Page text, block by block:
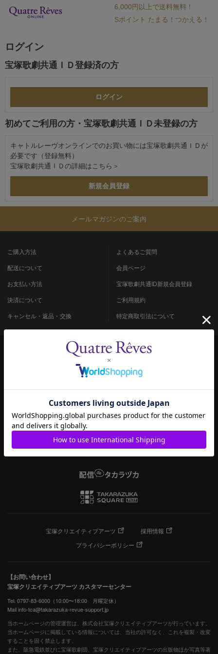
6,000円以上で送料無料！
Sポイント たまる！つかえる！
ログイン
宝塚歌劇共通ＩＤ登録済の方
初めてご利用の方・宝塚歌劇共通ＩＤ未登録の方
キャトルレーヴオンラインでのお買い物には宝塚歌劇共通ＩＤが
必要です（登録無料）
宝塚歌劇共通ＩＤの詳細は こちら＞
メールマガジンのご案内
ご購入方法
配送について
お支払い方法
決済について
キャンセル・返品・交換
よくあるご質問
会員ページ
宝塚歌劇共通ID新規会員登録
ご利用規約
特定商取引法について
宝塚クリエイティブアーツ
採用情報
プライバシーポリシー
【お問い合わせ】
宝塚クリエイティブアーツ カスタマーセンター
Tel. 0797-83-6000（10:00〜18:00 月曜定休）
Mail info-tca@takarazuka-revue-support.jp
当ホームページの管理運営は、株式会社宝塚クリエイティブアーツが行っています。
当ホームページに掲載している情報については、当社の許可なく、これを複製・改変
することを固く禁止します。
また、阪急電鉄並びに宝塚歌劇団、宝塚クリエイティブアーツの出版物ほか写真等著